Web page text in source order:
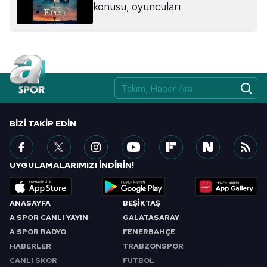
konusu, oyuncuları
ANASAYFA
A SPOR CANLI YAYIN
A SPOR RADYO
HABERLER
CANLI SKOR
BEŞİKTAŞ
GALATASARAY
FENERBAHÇE
TRABZONSPOR
FUTBOL
BIZI TAKIP EDIN
UYGULAMALARIMIZI İNDİRİN!